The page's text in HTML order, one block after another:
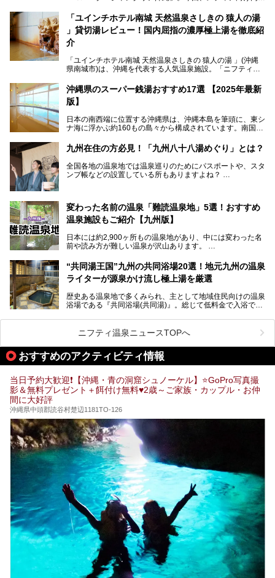
グリアの全貌をお届けすべく、見どころや料金、アクセス方
法まで徹底解説していきます。
「ユインチホテル南城 天然温泉さしきの 猿人の湯
」貸切湯レビュー！国内屈指の濃厚極上湯を徹底紹
介
「ユインチホテル南城 天然温泉さしきの 猿人の湯 」(沖縄
県南城市)は、沖縄を代表する人気温泉施設。「ニフティ温
位を獲得し、平日・土日にかかわらず多くの常連客や温泉フ
ァンが訪れます。
ンに注目される存在。今回は貸切湯にスポットを当て、その
魅力を徹底解説します。
沖縄県のスーパー銭湯おすすめ17選 【2025年最新
版】
日本の南西端に位置する沖縄県は、沖縄本島を筆頭に、東シ
ナ海に浮かぶ約160もの島々から構成されています。南国な
ずの豊かな自然、独自の歴史や文化など、多くの人を惹きつ
けてやまない魅力あふれる観光県です。
そんな沖縄県のスーパー銭湯には、ホテル併設などリゾート
と同時に楽しめる施設が多くあります。日帰りでも旅行気分
九州在住の方必見！「九州八十八湯めぐり」とは？
全国各地の温泉地では温泉巡りのためにパスポートや、スタ
ンプ帳などの設置している所もありますよね？
な方ならぜひ参加してみたいスタンプラリーでしょう。
変わった名前の温泉「難読温泉地」5選！おすすめ
温泉施設もご紹介【九州版】
日本には約2,900ヶ所もの温泉地があり、中には変わった名
前や読み方が難しい温泉が沢山あります。
そこで日本各地にある「難読温泉地」を、地域ごとにクイズ
形式でご紹介。第５回目(最終回)である今回は、九州地方の
難読温泉地をピックアップしました。
いくつ読めるか、ぜひチャレンジしてみて下さいね！
“共同湯王国”九州の共同浴場20選！地元九州の温泉
ライターが源泉かけ流し極上湯を厳選
歴史ある温泉地で多くみられ、主として地域住民向けの温泉
浴場である『共同浴場(共同湯)』。総じて低料金で入浴で
特徴です。
共同浴場は全国各地の温泉地にありますが、特に九州地方は
共同湯文化が古くから発展し、質・量ともに大変充実。九州
は“共同湯王国”といっても決して過言では無いでしょう。
今回は地元在住の九州の温泉ライターである筆者が過去入浴
した中から、源泉かけ流しと泉質の良さにこだわって九州の
めぐりの参考にされてみて下さい！
ニフティ温泉ニュースTOPへ
おすすめのアクティビティ情報
当日予約大歓迎❗【沖縄・青の洞窟シュノーケル】⭐GoPro写真撮
影＆無料プレゼント＋餌付け無料♥️2歳～ご家族・カップル・お仲
間に大好評
沖縄県中頭郡読谷村楚辺1181TO-126